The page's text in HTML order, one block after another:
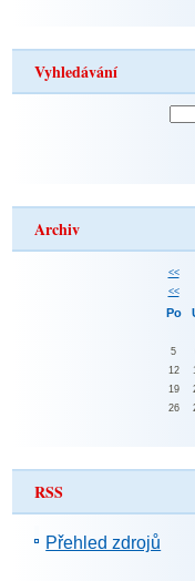
Vyhledávání
Archiv
<<
<<
Po
5
12
19
26
RSS
Přehled zdrojů